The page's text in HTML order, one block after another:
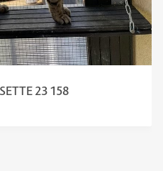
23 158